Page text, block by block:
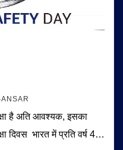
है अति आवश्यक, इसका
दिवस भारत में प्रति वर्ष 4…